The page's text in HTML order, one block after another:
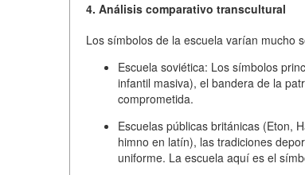
4. Análisis comparativo transcultural
Los símbolos de la escuela varían mucho
Escuela soviética: Los símbolos
infantil masiva), el bandera de la
comprometida.
Escuelas públicas británicas (Eton,
himno en latín), las tradiciones
uniforme. La escuela aquí es el